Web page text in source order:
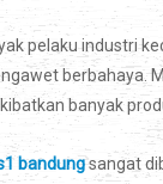
pelaku industri
berbahaya.
banyak
bandungsangat